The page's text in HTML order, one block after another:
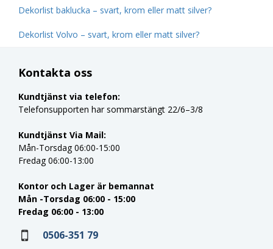
Dekorlist baklucka – svart, krom eller matt silver?
Dekorlist Volvo – svart, krom eller matt silver?
Kontakta oss
Kundtjänst via telefon:
Telefonsupporten har sommarstängt 22/6–3/8
Kundtjänst Via Mail:
Mån-Torsdag 06:00-15:00
Fredag 06:00-13:00
Kontor och Lager är bemannat
Mån -Torsdag 06:00 - 15:00
Fredag 06:00 - 13:00
0506-351 79